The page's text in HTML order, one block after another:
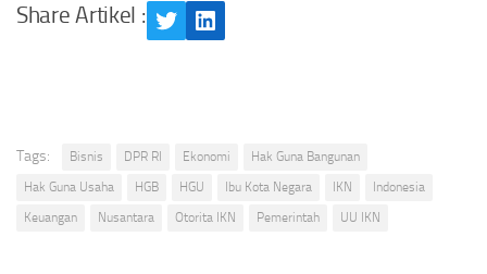
Share Artikel :
TwitterLinkedIn
Tags: Bisnis DPR RI Ekonomi
Hak Guna Bangunan
Hak Guna Usaha
HGB HGU Ibu Kota Negara IKN
Indonesia
Keuangan
Nusantara Otorita IKN Pemerintah UU IKN